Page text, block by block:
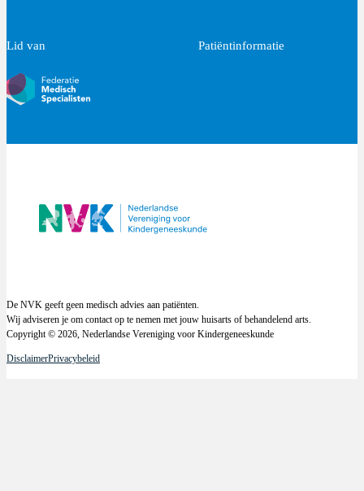
Lid van Patiëntinformatie
De NVK geeft geen medisch advies aan patiënten.
Wij adviseren je om contact op te nemen met jouw huisarts of behandelend arts.
Copyright © 2026, Nederlandse Vereniging voor Kindergeneeskunde
DisclaimerPrivacybeleid